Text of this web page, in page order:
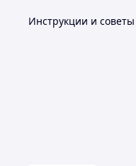
Инструкции и советы